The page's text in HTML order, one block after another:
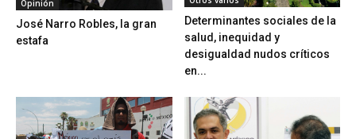
Opinión
José Narro Robles, la gran
estafa
Determinantes sociales de la
salud, inequidad y
desigualdad nudos críticos
en...